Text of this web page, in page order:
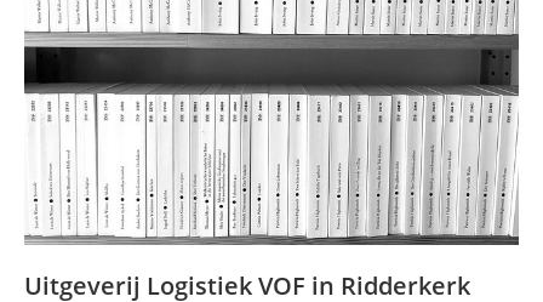
Uitgeverij Logistiek VOF in Ridderkerk